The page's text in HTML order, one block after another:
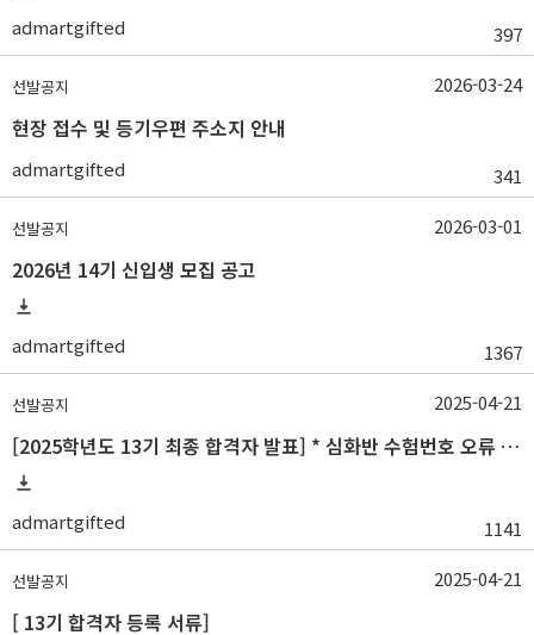
admartgifted 397
선발공지
현장 접수 및 등기우편 주소지 안내
admartgifted 341
2026-03-24
선발공지
2026년 14기 신입생 모집 공고
admartgifted 1367
2026-03-01
선발공지
[2025학년도 13기 최종 합격자 발표] * 심화반 수험번호 오류 수정
admartgifted 1141
2025-04-21
선발공지
[ 13기 합격자 등록 서류]
2025-04-21